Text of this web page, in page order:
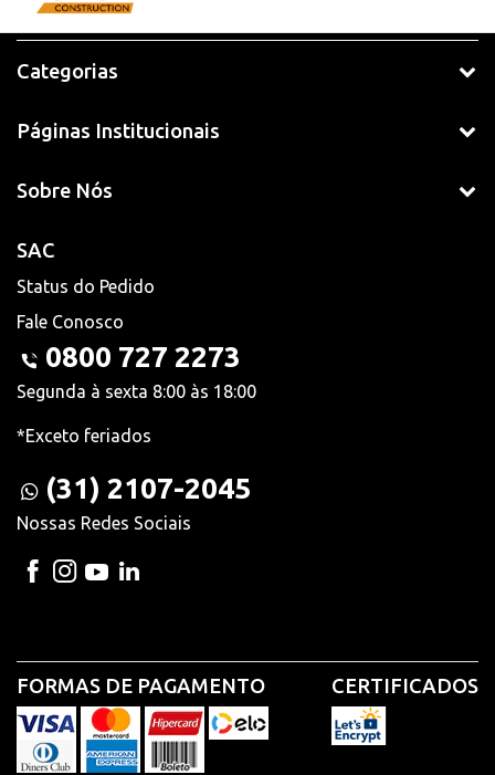
Categorias
Páginas Institucionais
Sobre Nós
SAC
Status do Pedido
Fale Conosco
0800 727 2273
Segunda à sexta 8:00 às 18:00
*Exceto feriados
(31) 2107-2045
Nossas Redes Sociais
FORMAS DE PAGAMENTO CERTIFICADOS